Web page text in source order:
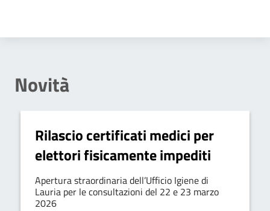
Novità
Rilascio certificati medici per
elettori fisicamente impediti
Apertura straordinaria dell’Ufficio Igiene di
Lauria per le consultazioni del 22 e 23 marzo
2026